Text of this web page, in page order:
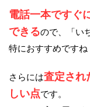
電話一本ですぐ
できるので、「い
特におすすめですね
さらには査定され
しい点です。